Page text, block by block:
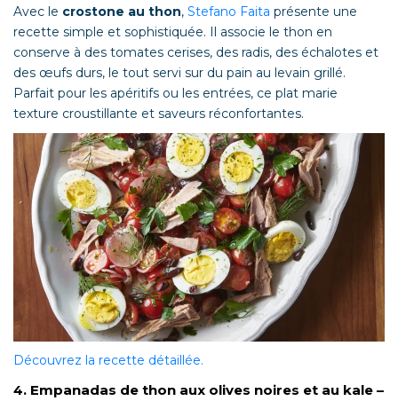
Avec le crostone au thon, Stefano Faita présente une
recette simple et sophistiquée. Il associe le thon en
conserve à des tomates cerises, des radis, des échalotes et
des œufs durs, le tout servi sur du pain au levain grillé.
Parfait pour les apéritifs ou les entrées, ce plat marie
texture croustillante et saveurs réconfortantes.
Découvrez la recette détaillée.
4. Empanadas de thon aux olives noires et au kale –